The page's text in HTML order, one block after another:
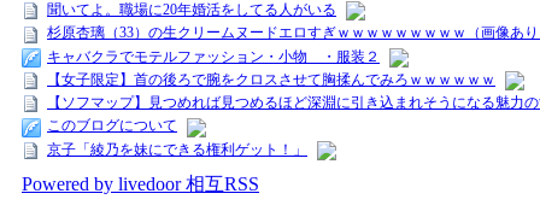
聞いてよ。職場に20年婚活をしてる人がいる
杉原杏璃（33）の生クリームヌードエロすぎｗｗｗｗｗｗｗｗｗ（画像あ
キャバクラでモテルファッション・小物 ・服装２
【女子限定】首の後ろで腕をクロスさせて胸揉んでみろｗｗｗｗｗｗ
【ソフマップ】見つめれば見つめるほど深淵に引き込まれそうになる魅力
このブログについて
京子「綾乃を妹にできる権利ゲット！」
Powered by livedoor 相互RSS